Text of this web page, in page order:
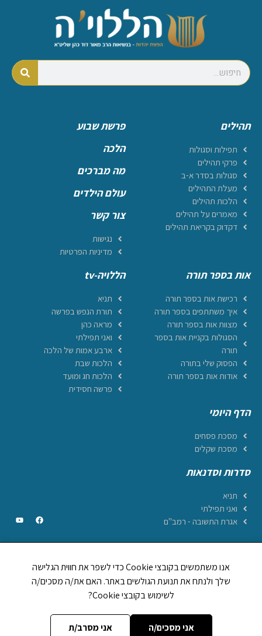
תהילים
תפילות וסגולות
פרקי תהילים
סגולות בסדר א-ב
מעלת התהילים
הלכות תהילים
מאמרים על תהילים
דקדוק בקריאת תהילים
פרשת שבוע
הלכה
מה מברכים
עולם הילדים
צור קשר
נגישות
מדיניות הפרטיות
אות בספר תורה
רכישת אות בספר תורה
איך משתתפים בספר תורה
מצוות אות בספר תורה
הסגולות בקניית אות בספר
תורה
הפסוק שלי בתורה
אודות אות בספר תורה
הללויה-tv
תניא
תורת הנפש בפרשה
מראה כהן
ואני תפילתי
ארבע אמות של הלכה
הלכות שבת
הלכות חג ומועד
פרשה חסידית
הדף היומי
מסכת פסחים
מסכת שקלים
סדרות וסדנאות
תניא
ואני תפילתי
אגרת התשובה - רמב"ם
CREATED BY JEWTECH
1,248,894 אות בספר תורה
אנו משתמשים בקובצי Cookie כדי לשפר את חווית הגלישה
שלך ולנתח את תנועת הגולשים באתר. האם את/ה מסכים/ה
לשימוש בקובצי Cookie?
אני מסכים/ה אני מסרב/ת